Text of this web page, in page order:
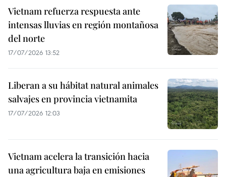
Vietnam refuerza respuesta ante
intensas lluvias en región montañosa
del norte
17/07/2026 13:52
Liberan a su hábitat natural animales
salvajes en provincia vietnamita
17/07/2026 12:03
Vietnam acelera la transición hacia
una agricultura baja en emisiones